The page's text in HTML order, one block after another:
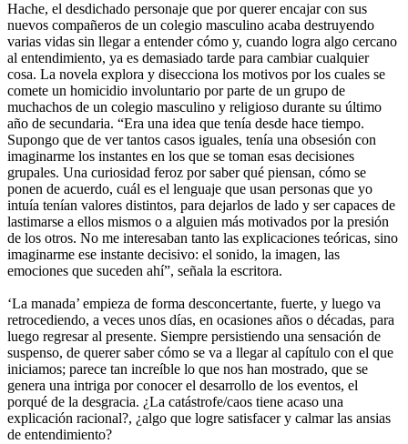
Hache, el desdichado personaje que por querer encajar con sus
nuevos compañeros de un colegio masculino acaba destruyendo
varias vidas sin llegar a entender cómo y, cuando logra algo cercano
al entendimiento, ya es demasiado tarde para cambiar cualquier
cosa. La novela explora y disecciona los motivos por los cuales se
comete un homicidio involuntario por parte de un grupo de
muchachos de un colegio masculino y religioso durante su último
año de secundaria. “Era una idea que tenía desde hace tiempo.
Supongo que de ver tantos casos iguales, tenía una obsesión con
imaginarme los instantes en los que se toman esas decisiones
grupales. Una curiosidad feroz por saber qué piensan, cómo se
ponen de acuerdo, cuál es el lenguaje que usan personas que yo
intuía tenían valores distintos, para dejarlos de lado y ser capaces de
lastimarse a ellos mismos o a alguien más motivados por la presión
de los otros. No me interesaban tanto las explicaciones teóricas, sino
imaginarme ese instante decisivo: el sonido, la imagen, las
emociones que suceden ahí”, señala la escritora.
‘La manada’ empieza de forma desconcertante, fuerte, y luego va
retrocediendo, a veces unos días, en ocasiones años o décadas, para
luego regresar al presente. Siempre persistiendo una sensación de
suspenso, de querer saber cómo se va a llegar al capítulo con el que
iniciamos; parece tan increíble lo que nos han mostrado, que se
genera una intriga por conocer el desarrollo de los eventos, el
porqué de la desgracia. ¿La catástrofe/caos tiene acaso una
explicación racional?, ¿algo que logre satisfacer y calmar las ansias
de entendimiento?